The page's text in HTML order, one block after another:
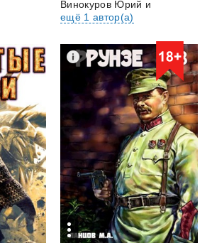
Винокуров Юрий и
ещё 1 автор(а)